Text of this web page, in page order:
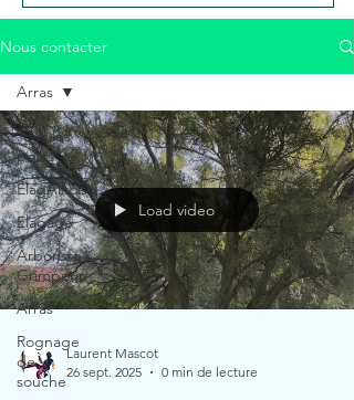
Nous contacter
Tous les
posts
ElagArtois
Elagage
Arboriste
Grimpeur
Arras
Rognage
de
souche
Arras
Load video
Laurent Mascot
26 sept. 2025
0 min de lecture